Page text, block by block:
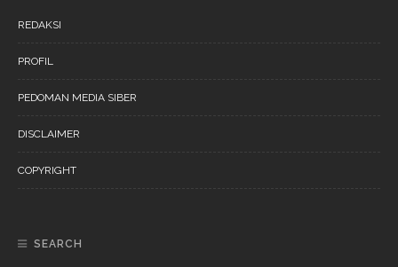
REDAKSI
PROFIL
PEDOMAN MEDIA SIBER
DISCLAIMER
COPYRIGHT
SEARCH